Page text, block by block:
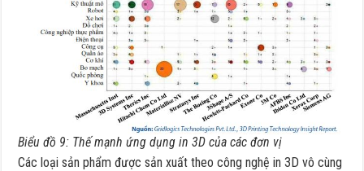
Biểu đồ 9: Thế mạnh ứng dụng in 3D của các đơn vị
Các loại sản phẩm được sản xuất theo công nghệ in 3D vô cùng